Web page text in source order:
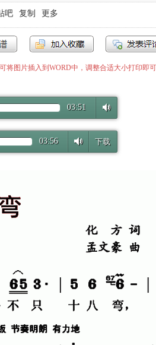
吧 复制 更多
图片插入到WORD中，调整合适大小打印即可
03:51
03:56 下载